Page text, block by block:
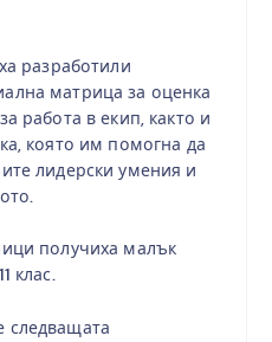
разработили
матрица за оценка
работа в екип, както и
която им помогна да
лидерски умения и
получиха малък
клас.
следващата